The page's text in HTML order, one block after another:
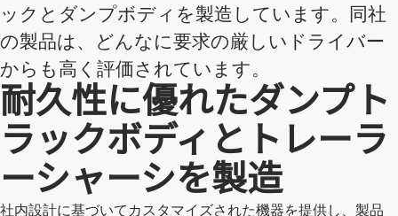
ックとダンプボディを製造しています。同社
の製品は、どんなに要求の厳しいドライバー
からも高く評価されています。
耐久性に優れたダンプト
ラックボディとトレーラ
ーシャーシを製造
社内設計に基づいてカスタマイズされた機器を提供し、製品